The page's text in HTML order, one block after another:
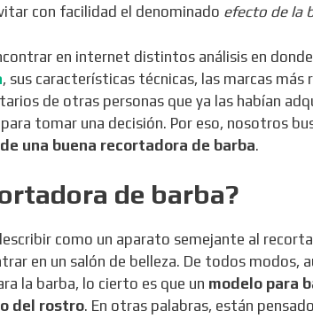
con facilidad el denominado efecto de la
en internet distintos análisis en donde
, sus características técnicas, las marcas más
de otras personas que ya las habían
tomar una decisión. Por eso, nosotros
una buena recortadora de barba.
de barba?
como un aparato semejante al
en un salón de belleza. De todos modos,
la barba, lo cierto es que un modelo para
del rostro. En otras palabras, están